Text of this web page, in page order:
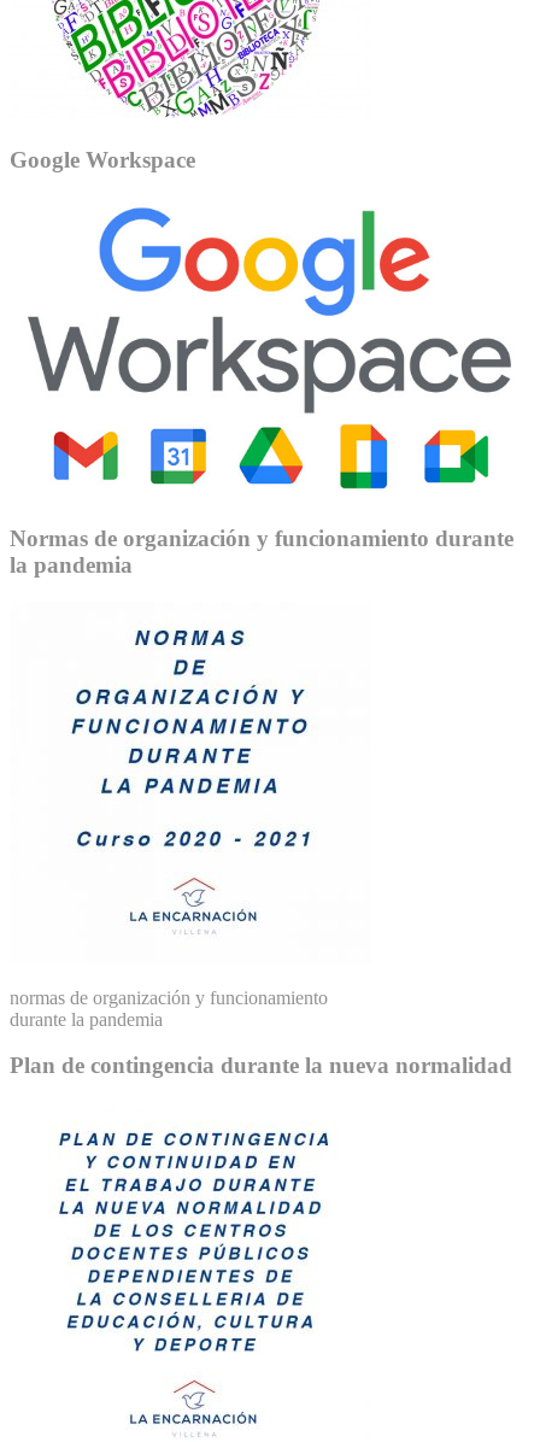
Google Workspace
Normas de organización y funcionamiento durante
la pandemia
normas de organización y funcionamiento
durante la pandemia
Plan de contingencia durante la nueva normalidad